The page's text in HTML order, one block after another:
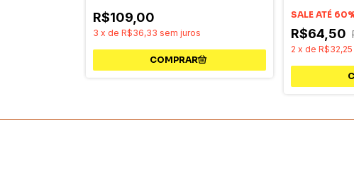
R$109,00
3 x de R$36,33 sem juros
SALE ATÉ
R$64,50
2 x de R$32,25